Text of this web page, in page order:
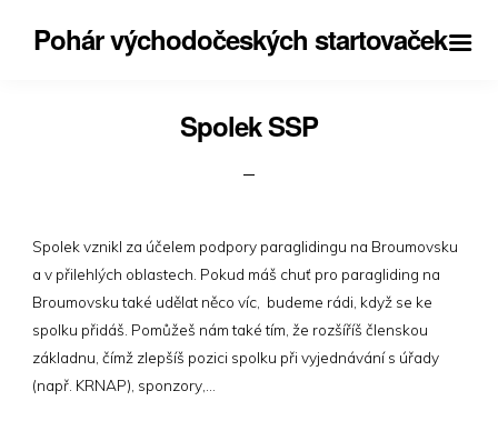
Pohár východočeských startovaček
Spolek SSP
Spolek vznikl za účelem podpory paraglidingu na Broumovsku
a v přilehlých oblastech. Pokud máš chuť pro paragliding na
Broumovsku také udělat něco víc, budeme rádi, když se ke
spolku přidáš. Pomůžeš nám také tím, že rozšíříš členskou
základnu, čímž zlepšíš pozici spolku při vyjednávání s úřady
(např. KRNAP), sponzory,…